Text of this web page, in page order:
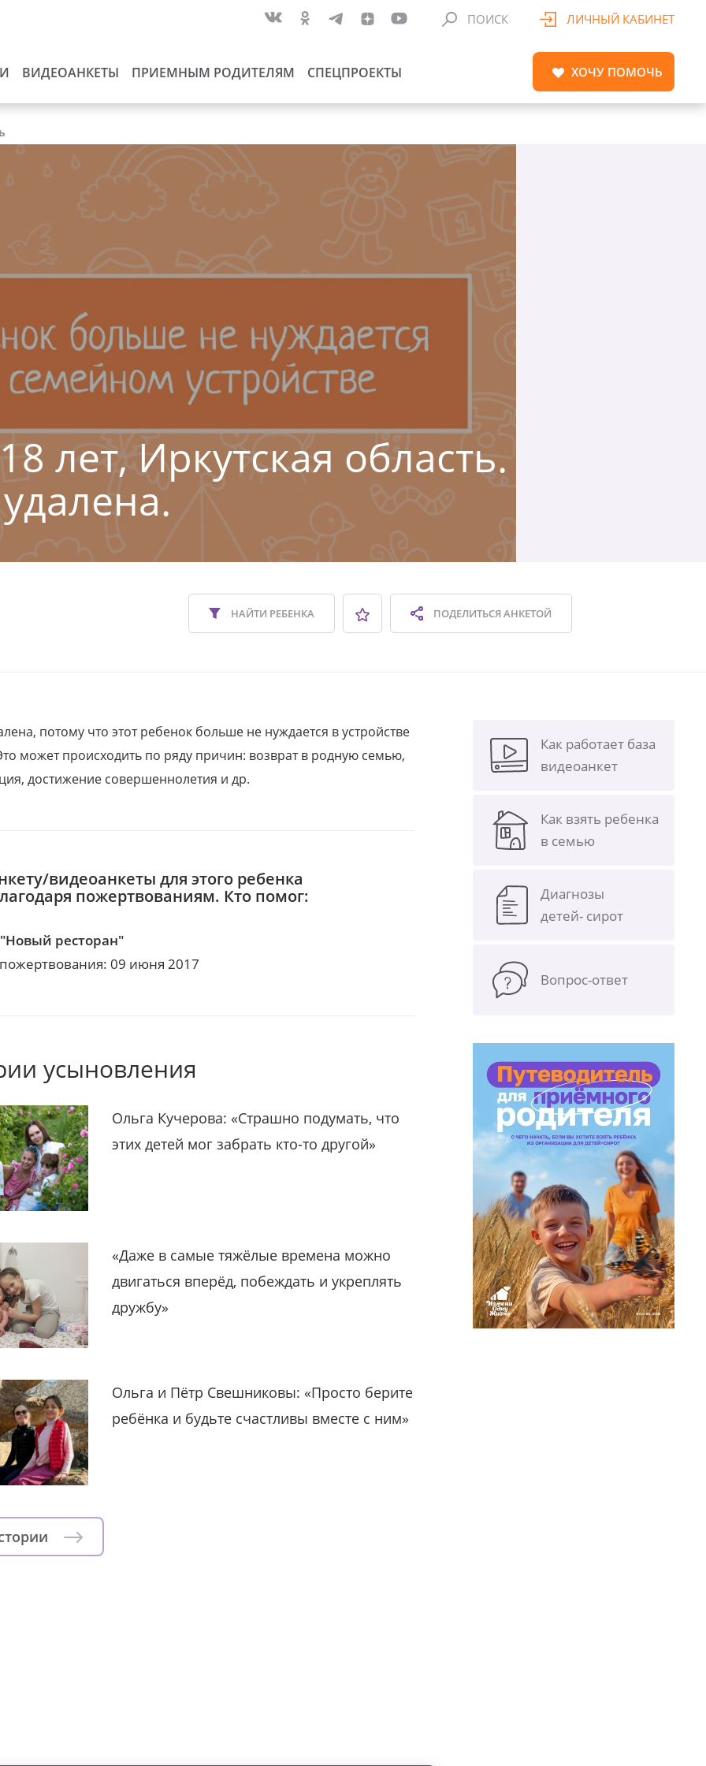
ВИДЕОАНКЕТЫ ПРИЕМНЫМ РОДИТЕЛЯМ СПЕЦПРОЕКТЫ
ПОИСК ЛИЧНЫЙ КАБИНЕТ
ХОЧУ ПОМОЧЬ
лет, Иркутская область.
ПОДЕЛИТЬСЯАНКЕТОЙ
НАЙТИ РЕБЕНКА
потому что этот ребенок больше не нуждается в устройстве
может происходить по ряду причин: возврат в родную семью,
достижение совершеннолетия и др.
видеоанкеты для этого ребенка
пожертвованиям. Кто помог:
ресторан"
09 июня 2017
усыновления
Ольга Кучерова: «Страшно подумать, что
этих детей мог забрать кто-то другой»
«Даже в самые тяжёлые времена можно
двигаться вперёд, побеждать и укреплять
дружбу»
Ольга и Пётр Свешниковы: «Просто берите
ребёнка и будьте счастливы вместе с ним»
Как работает база
видеоанкет
Как взять ребенка
в семью
Диагнозы
детей- сирот
Вопрос-ответ